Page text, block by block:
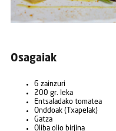
Osagaiak
6 zainzuri
200 gr. leka
Entsaladako tomatea
Onddoak (Txapelak)
Gatza
Oliba olio birjina